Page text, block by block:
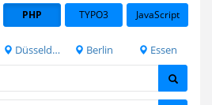
PHP TYPO3 JavaScript
Düsseldorf Berlin Essen